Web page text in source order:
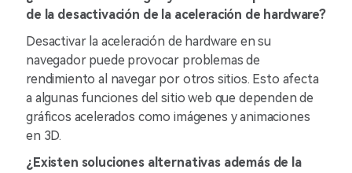
de la desactivación de la aceleración de hardware?
Desactivar la aceleración de hardware en su
navegador puede provocar problemas de
rendimiento al navegar por otros sitios. Esto afecta
a algunas funciones del sitio web que dependen de
gráficos acelerados como imágenes y animaciones
en 3D.
¿Existen soluciones alternativas además de la